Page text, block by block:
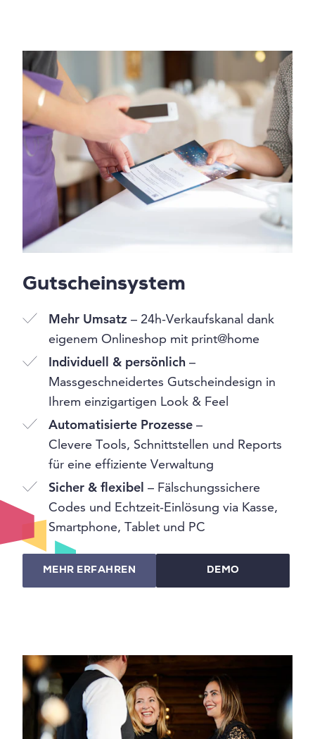
Gutscheinsystem
Mehr Umsatz – 24h-Verkaufskanal dank
eigenem Onlineshop mit print@home
Individuell & persönlich –
Massgeschneidertes Gutscheindesign in
Ihrem einzigartigen Look & Feel
Automatisierte Prozesse –
Clevere Tools, Schnittstellen und Reports
für eine effiziente Verwaltung
Sicher & flexibel – Fälschungssichere
Codes und Echtzeit-Einlösung via Kasse,
Smartphone, Tablet und PC
MEHR ERFAHREN DEMO